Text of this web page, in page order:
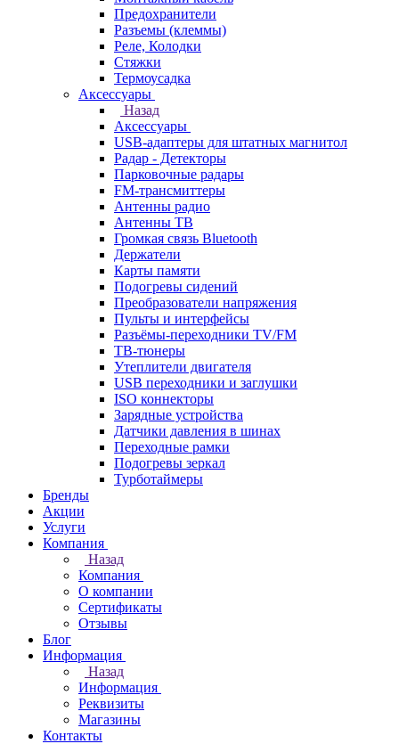
Предохранители
Разъемы (клеммы)
Реле, Колодки
Стяжки
Термоусадка
Аксессуары
Назад
Аксессуары
USB-адаптеры для штатных магнитол
Радар - Детекторы
Парковочные радары
FM-трансмиттеры
Антенны радио
Антенны ТВ
Громкая связь Bluetooth
Держатели
Карты памяти
Подогревы сидений
Преобразователи напряжения
Пульты и интерфейсы
Разъёмы-переходники TV/FM
ТВ-тюнеры
Утеплители двигателя
USB переходники и заглушки
ISO коннекторы
Зарядные устройства
Датчики давления в шинах
Переходные рамки
Подогревы зеркал
Турботаймеры
Бренды
Акции
Услуги
Компания
Назад
Компания
О компании
Сертификаты
Отзывы
Блог
Информация
Назад
Информация
Реквизиты
Магазины
Контакты